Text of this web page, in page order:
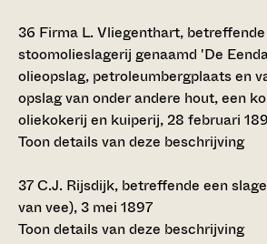
36 Firma L. Vliegenthart,
stoomolieslagerij genaamd 'De
olieopslag, petroleumbergplaats en
opslag van onder andere hout, een
oliekokerij en kuiperij, 28 februari
Toon details van deze beschrijving
37C.J. Rijsdijk, betreffende een
van vee), 3 mei 1897
Toon details van deze beschrijving